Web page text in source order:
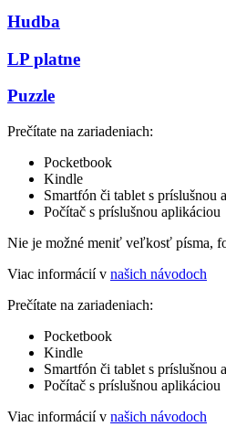
Hudba
LP platne
Puzzle
Prečítate na zariadeniach:
Pocketbook
Kindle
Smartfón či tablet s príslušnou
Počítač s príslušnou aplikáciou
Nie je možné meniť veľkosť písma,
Viac informácií v našich návodoch
Prečítate na zariadeniach:
Pocketbook
Kindle
Smartfón či tablet s príslušnou
Počítač s príslušnou aplikáciou
Viac informácií v našich návodoch